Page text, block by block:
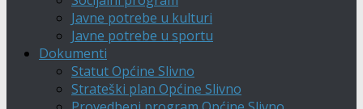
Javne potrebe u kulturi
Javne potrebe u sportu
Dokumenti
Statut Općine Slivno
Strateški plan Općine Slivno